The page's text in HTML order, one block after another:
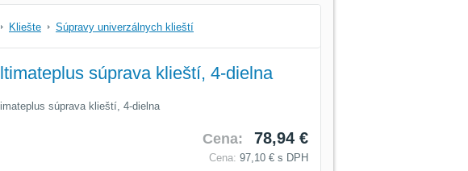
Kliešte Súpravy univerzálnych klieští
súprava klieští, 4-dielna
súprava klieští, 4-dielna
Cena: 78,94 €
Cena: 97,10 € s DPH